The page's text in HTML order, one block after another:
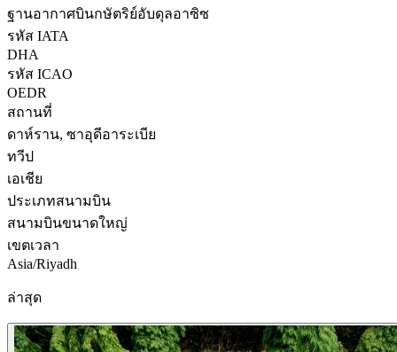
ฐานอากาศบินกษัตริย์อับดุลอาซิซ
รหัส IATA
DHA
รหัส ICAO
OEDR
สถานที่
ดาห์ราน, ซาอุดีอาระเบีย
ทวีป
เอเชีย
ประเภทสนามบิน
สนามบินขนาดใหญ่
เขตเวลา
Asia/Riyadh
ล่าสุด